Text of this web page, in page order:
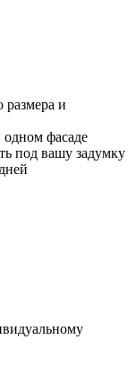
и
одном фасаде
под вашу задумку